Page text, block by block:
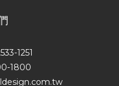
1251
1800